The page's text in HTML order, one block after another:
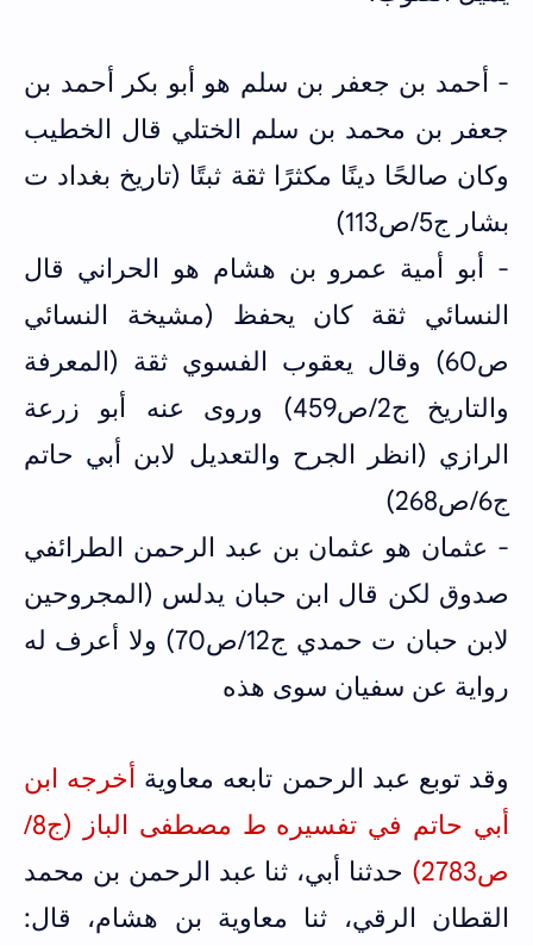
- أحمد بن جعفر بن سلم هو أبو بكر أحمد بن
جعفر بن محمد بن سلم الختلي قال الخطيب
وكان صالحًا دينًا مكثرًا ثقة ثبتًا (تاريخ بغداد ت
بشار ج5/ص113)
- أبو أمية عمرو بن هشام هو الحراني قال
النسائي ثقة كان يحفظ (مشيخة النسائي
ص60) وقال يعقوب الفسوي ثقة (المعرفة
والتاريخ ج2/ص459) وروى عنه أبو زرعة
الرازي (انظر الجرح والتعديل لابن أبي حاتم
ج6/ص268)
- عثمان هو عثمان بن عبد الرحمن الطرائفي
صدوق لكن قال ابن حبان يدلس (المجروحين
لابن حبان ت حمدي ج12/ص70) ولا أعرف له
رواية عن سفيان سوى هذه
وقد توبع عبد الرحمن تابعه معاوية أخرجه ابن
أبي حاتم في تفسيره ط مصطفى الباز (ج8/
ص2783)
حدثنا أبي، ثنا عبد الرحمن بن محمد
القطان الرقي، ثنا معاوية بن هشام، قال: